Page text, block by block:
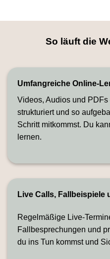
So läuft die
Umfangreiche Online-
Videos, Audios und PDFs
strukturiert und so
Schritt mitkommst. Du
lernen.
Live Calls, Fallbeispiele
Regelmäßige Live-
Fallbesprechungen und
du ins Tun kommst und